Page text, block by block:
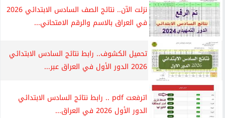
نزلت الآن.. نتائج الصف السادس الابتدائي 2026
في العراق بالاسم والرقم الامتحاني...
تحميل الكشوف.. رابط نتائج السادس الابتدائي
2026 الدور الأول في العراق عبر...
اترفعت pdf .. رابط نتائج السادس الابتدائي
الدور الأول 2026 في العراق...